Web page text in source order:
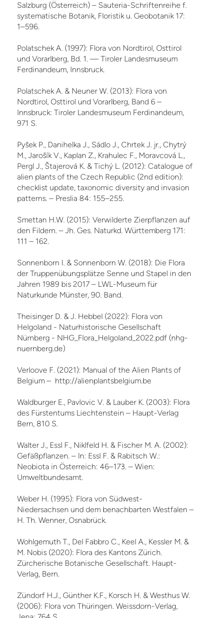
Salzburg (Österreich) – Sauteria-Schriftenreihe f.
systematische Botanik, Floristik u. Geobotanik 17:
1–596.
Polatschek A. (1997): Flora von Nordtirol, Osttirol
und Vorarlberg, Bd. 1. — Tiroler Landesmuseum
Ferdinandeum, Innsbruck.
Polatschek A. & Neuner W. (2013): Flora von
Nordtirol, Osttirol und Vorarlberg, Band 6 –
Innsbruck: Tiroler Landesmuseum Ferdinandeum,
971 S.
Pyšek P., Danihelka J., Sádlo J., Chrtek J. jr., Chytrý
M., Jarošík V., Kaplan Z., Krahulec F., Moravcová L.,
Pergl J., Štajerová K. & Tichý L. (2012): Catalogue of
alien plants of the Czech Re­public (2nd edition):
checklist update, taxonomic diversity and invasion
patterns. – Preslia 84: 155–255.
Smettan H.W. (2015): Verwilderte Zierpflanzen auf
den Fildern. – Jh. Ges. Naturkd. Württemberg 171:
111 – 162.
Sonnenborn I. & Sonnenborn W. (2018): Die Flora
der Truppenübungsplätze Senne und Stapel in den
Jahren 1989 bis 2017 – LWL-Museum für
Naturkunde Münster, 90. Band.
Theisinger D. & J. Hebbel (2022): Flora von
Helgoland - Naturhistorische Gesellschaft
Nürnberg - NHG_Flora_Helgoland_2022.pdf (nhg-
nuernberg.de)
Verloove F. (2021): Manual of the Alien Plants of
Belgium – http://alienplantsbelgium.be
Waldburger E., Pavlovic V. & Lauber K. (2003): Flora
des Fürstentums Liechtenstein – Haupt-Verlag
Bern, 810 S.
Walter J., Essl F., Niklfeld H. & Fischer M. A. (2002):
Gefäßpflanzen. – In: Essl F. & Rabitsch W.:
Neobiota in Österreich: 46–173. – Wien:
Umweltbundesamt.
Weber H. (1995): Flora von Südwest-
Niedersachsen und dem benachbarten Westfalen –
H. Th. Wenner, Osnabrück.
Wohlgemuth T., Del Fabbro C., Keel A., Kessler M. &
M. Nobis (2020): Flora des Kantons Zürich.
Zürcherische Botanische Gesellschaft. Haupt-
Verlag, Bern.
Zündorf H.J., Günther K.F., Korsch H. & Westhus W.
(2006): Flora von Thüringen. Weissdorn-Verlag,